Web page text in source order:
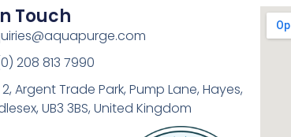
Touch
208 813 7990
Argent Trade Park, Pump Lane, Hayes,
UB3 3BS, United Kingdom